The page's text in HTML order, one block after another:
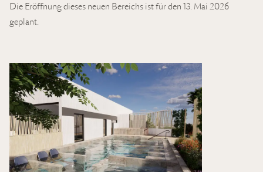
Die Eröffnung dieses neuen Bereichs ist für den 13. Mai 2026
geplant.